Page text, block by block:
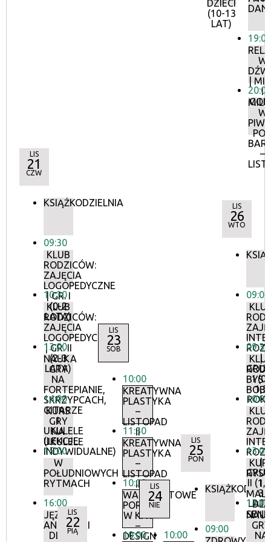
DZIECI
(10-13
LAT)
19:00
W
|
I
20:00
W
–
LIS
21
CZW
KSIĄŻKODZIELNIA
09:30
KLUB
RODZICÓW:
ZAJĘCIA
LOGOPEDYCZNE
| GR. I
(0-2
LATA)
10:30
KLUB
RODZICÓW:
ZAJĘCIA
LOGOPEDYCZNE
| GR. II
(2-3
LATA)
13:00
NAUKA
GRY
NA
FORTEPIANIE,
SKRZYPCACH,
GITARZE
I
UKULELE
(LEKCJE
INDYWIDUALNE)
14:00
KURS
GRY
NA
UKULELE
15:00
W
POŁUDNIOWYCH
RYTMACH
16:00
JĘZYK
ANGIELSKI
DLA
LIS
22
PIĄ
LIS
23
SOB
10:00
KREATYWNA
PLASTYKA
–
LISTOPAD
II
11:30
KREATYWNA
PLASTYKA
–
LISTOPAD
II
10:00
WARSZTATOWE
PORANKI
W KFK
–
DESIGN
10:00
LIS
24
NIE
10:00
LIS
25
PON
09:00
LIS
26
WTO
09:00
|
I (0-
1,5
09:30
10:00
|
II
3
13:00
I
DLA
13:00
GRY
NA